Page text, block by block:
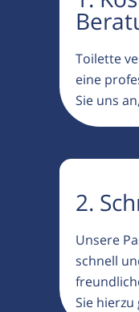
Toilette
eine
Sie uns
2.
Unsere
schnell
Sie hierzu